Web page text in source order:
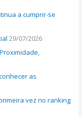
a cumprir-se
29/07/2026
as
vez no ranking